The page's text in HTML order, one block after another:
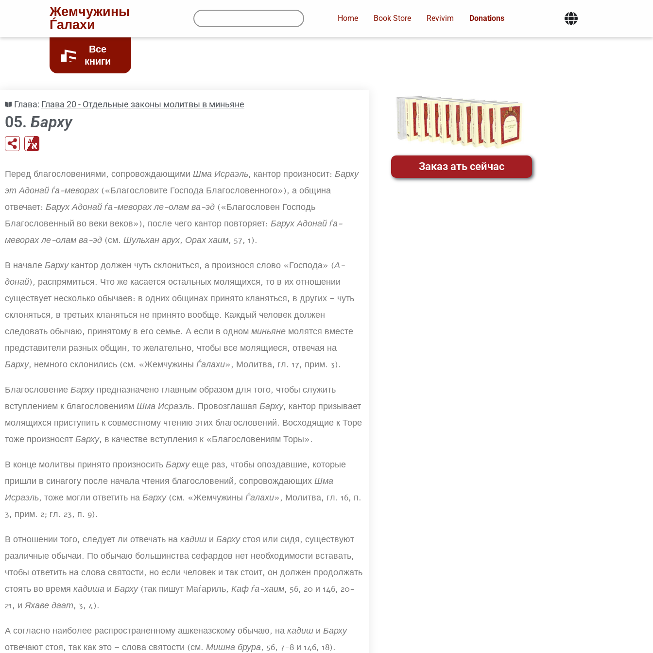
Жемчужины
Ѓалахи Home Book Store Revivim Donations
Все
книги
Глава: Глава 20 - Отдельные законы молитвы в миньяне
05. Барху
Перед благословениями, сопровождающими Шма Исраэль, кантор произносит: Барху
эт Адонай ѓа-меворах («Благословите Господа Благословенного»), а община
отвечает: Барух Адонай ѓа-меворах ле-олам ва-эд («Благословен Господь
Благословенный во веки веков»), после чего кантор повторяет: Барух Адонай ѓа-
меворах ле-олам ва-эд (см. Шульхан арух, Орах хаим, 57, 1).
В начале Барху кантор должен чуть склониться, а произнося слово «Господа» (А-
донай), распрямиться. Что же касается остальных молящихся, то в их отношении
существует несколько обычаев: в одних общинах принято кланяться, в других – чуть
склоняться, в третьих кланяться не принято вообще. Каждый человек должен
следовать обычаю, принятому в его семье. А если в одном миньяне молятся вместе
представители разных общин, то желательно, чтобы все молящиеся, отвечая на
Барху, немного склонились (см. «Жемчужины Ѓалахи», Молитва, гл. 17, прим. 3).
Благословение Бархупредназначено главным образом для того, чтобы служить
вступлением к благословениям Шма Исраэль. Провозглашая Барху, кантор призывает
молящихся приступить к совместному чтению этих благословений. Восходящие к Торе
тоже произносят Барху, в качестве вступления к «Благословениям Торы».
В конце молитвы принято произносить Бархуеще раз, чтобы опоздавшие, которые
пришли в синагогу после начала чтения благословений, сопровождающих Шма
Исраэль, тоже могли ответить на Барху(см. «Жемчужины Ѓалахи», Молитва, гл. 16, п.
3, прим. 2; гл. 23, п. 9).
В отношении того, следует ли отвечать на кадиш и Бархустоя или сидя, существуют
различные обычаи. По обычаю большинства сефардов нет необходимости вставать,
чтобы ответить на слова святости, но если человек и так стоит, он должен продолжать
стоять во время кадиша и Барху(так пишут Маѓариль, Каф ѓа-хаим, 56, 20 и 146, 20-
21, иЯхаве даат, 3, 4).
А согласно наиболее распространенному ашкеназскому обычаю, на кадиш и Барху
отвечают стоя, так как это – слова святости (см. Мишна брура, 56, 7-8 и 146, 18).
Заказ ать сейчас